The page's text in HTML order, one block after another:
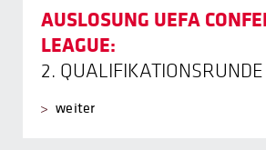
AUSLOSUNG UEFA
LEAGUE:
2. QUALIFIKATIONSRUNDE
weiter